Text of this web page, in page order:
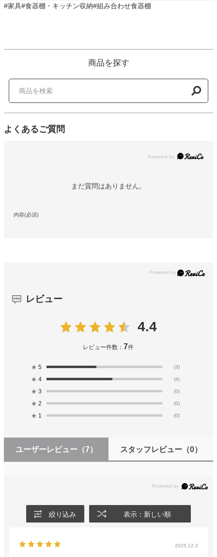
#家具#食器棚・キッチン収納#組み合わせ食器棚
商品を探す
よくあるご質問
Powered by
まだ質問はありません。
内容(必須)
レビュー
4.4
レビュー件数： 7件
★ 5 (3)
★ 4 (4)
★ 3 (0)
★ 2 (0)
★ 1 (0)
ユーザーレビュー （7） スタッフレビュー（0）
絞り込み 表示：新しい順
2025.12.2